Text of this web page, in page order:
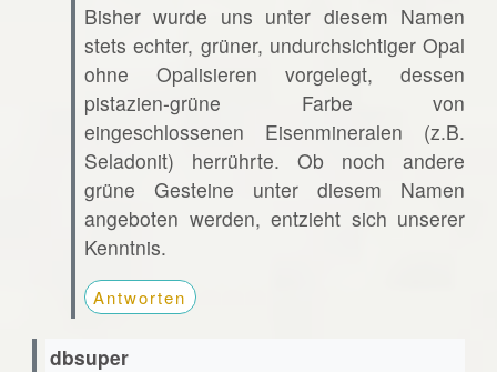
Bisher wurde uns unter diesem Namen
stets echter, grüner, undurchsichtiger Opal
ohne Opalisieren vorgelegt, dessen
pistazien-grüne Farbe von
eingeschlossenen Eisenmineralen (z.B.
Seladonit) herrührte. Ob noch andere
grüne Gesteine unter diesem Namen
angeboten werden, entzieht sich unserer
Kenntnis.
Antworten
dbsuper